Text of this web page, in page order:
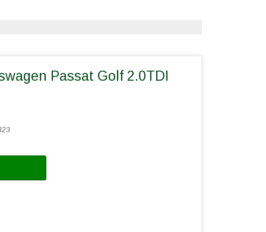
Passat Golf 2.0TDI